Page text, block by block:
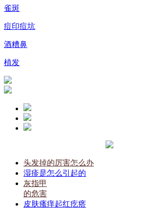
雀斑
痘印痘坑
酒糟鼻
植发
头发掉的厉害怎么办
湿疹是怎么引起的
灰指甲
的危害
皮肤瘙痒起红疙瘩